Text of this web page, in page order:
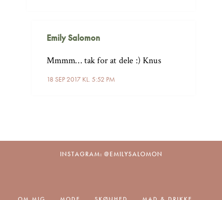
Emily Salomon
18 SEP 2017 KL. 5:52 PM
Mmmm… tak for at dele :) Knus
INSTAGRAM: @EMILYSALOMON